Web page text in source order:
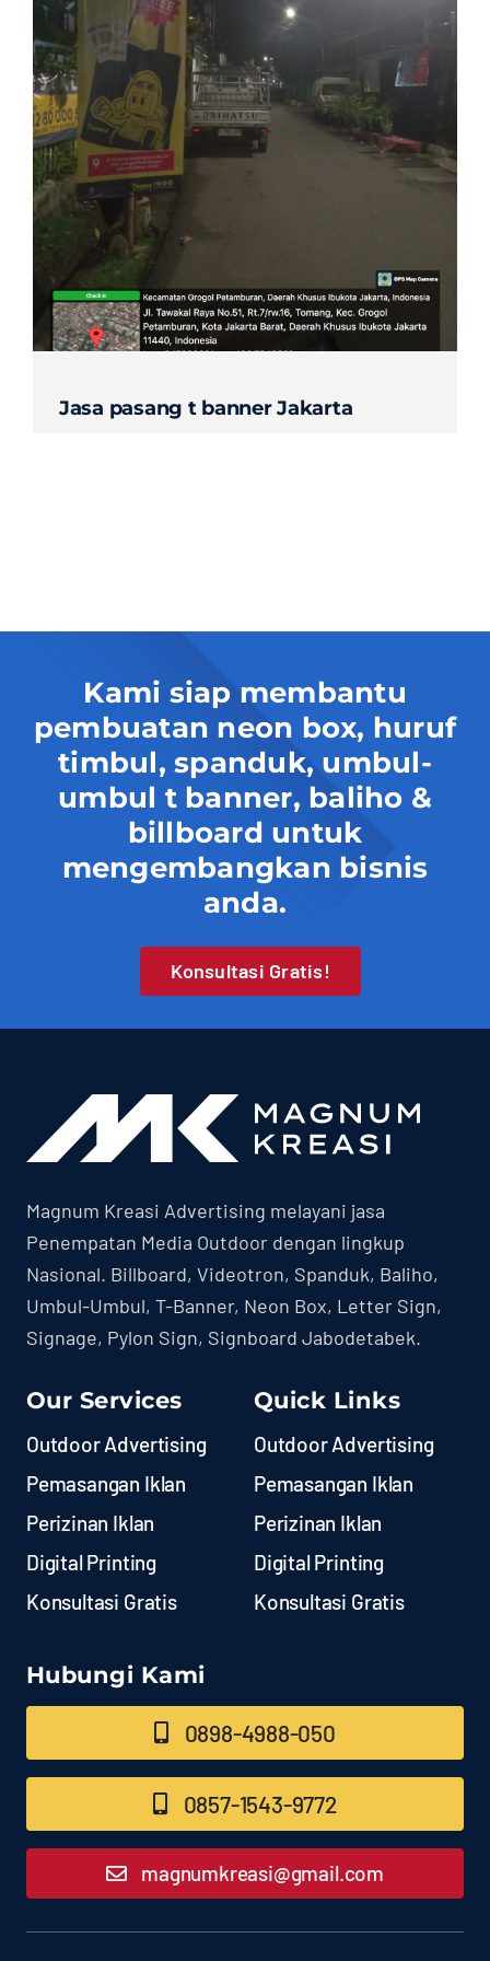
Contact
Jasa pasang t banner Jakarta
Kami siap membantu
pembuatan neon box, huruf
timbul, spanduk, umbul-
umbul t banner, baliho &
billboard untuk
mengembangkan bisnis
anda.
Konsultasi Gratis!
Magnum Kreasi Advertising melayani jasa
Penempatan Media Outdoor dengan lingkup
Nasional. Billboard, Videotron, Spanduk, Baliho,
Umbul-Umbul, T-Banner, Neon Box, Letter Sign,
Signage, Pylon Sign, Signboard Jabodetabek.
Our Services
Outdoor Advertising
Pemasangan Iklan
Perizinan Iklan
Digital Printing
Konsultasi Gratis
Quick Links
Outdoor Advertising
Pemasangan Iklan
Perizinan Iklan
Digital Printing
Konsultasi Gratis
Hubungi Kami
0898-4988-050
0857-1543-9772
magnumkreasi@gmail.com